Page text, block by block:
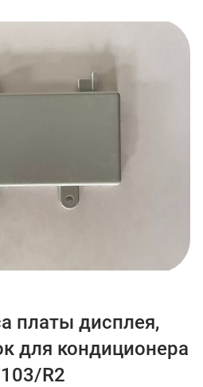
платы дисплея,
для кондиционера
R2